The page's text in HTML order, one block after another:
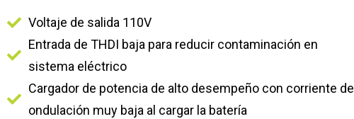
Voltaje de salida 110V
Entrada de THDI baja para reducir contaminación en
sistema eléctrico
Cargador de potencia de alto desempeño con corriente de
ondulación muy baja al cargar la batería